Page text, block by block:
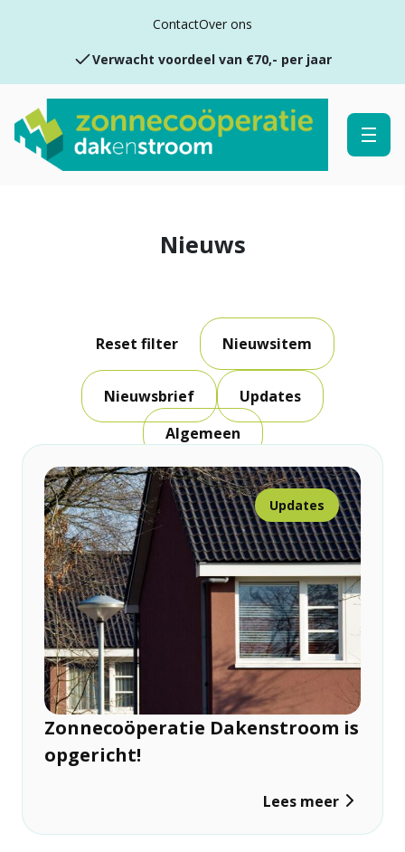
Verwacht voordeel van €70,- per jaar
Inzicht in het voordeel via de app
Jaarlijks voordeel
ContactOver ons
Nieuws
Reset filter Nieuwsitem
Nieuwsbrief
Updates
Algemeen
Updates
Zonnecoöperatie Dakenstroom is
opgericht!
Lees meer